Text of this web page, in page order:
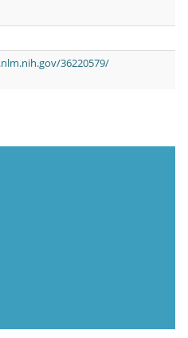
36220579/